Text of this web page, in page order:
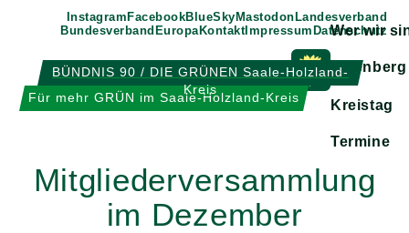
Inhalt
Instagram FacebookBlueSky Mastodon Landesverband
Bundesverband EuropaKontaktImpressum Datenschutz
BÜNDNIS 90 / DIE GRÜNEN Saale-Holzland-
Kreis
Für mehr GRÜN im Saale-Holzland-Kreis
Wer wir
Eisenberg
Zeige
Kreistag
Termine
Mitgliederversammlung
im Dezember